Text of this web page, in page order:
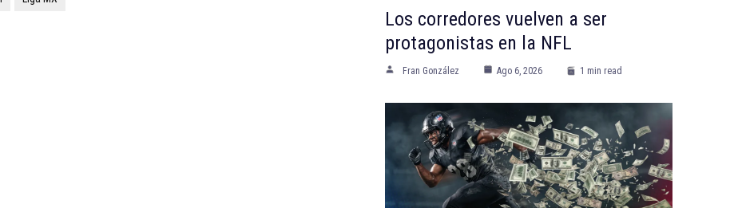
Los corredores vuelven a ser
protagonistas en la NFL
Fran González Ago 6, 2026 1 min read